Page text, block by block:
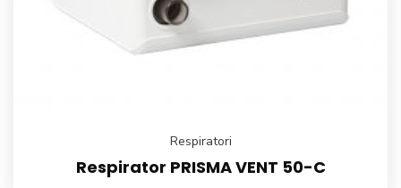
Respiratori
Respirator PRISMA VENT 50-C